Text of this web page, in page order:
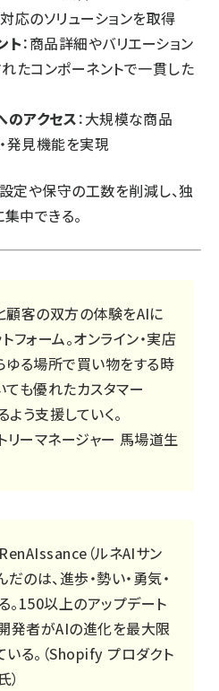
応のソリューションを取得
ト：商品詳細やバリエーション
たコンポーネントで一貫した
アクセス：大規模な商品
発見機能を実現
定や保守の工数を削減し、独
中できる。
顧客の双方の体験をAIに
フォーム。オンライン・実店
ゆる場所で買い物をする時
も優れたカスタマー
う支援していく。
リーマネージャー 馬場道生
（ルネAIサン
のは、進歩・勢い・勇気・
。150以上のアップデート
開発者がAIの進化を最大限
る。（Shopify プロダクト